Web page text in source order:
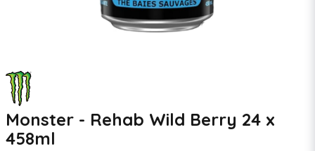
Monster - Rehab Wild Berry 24 x
458ml